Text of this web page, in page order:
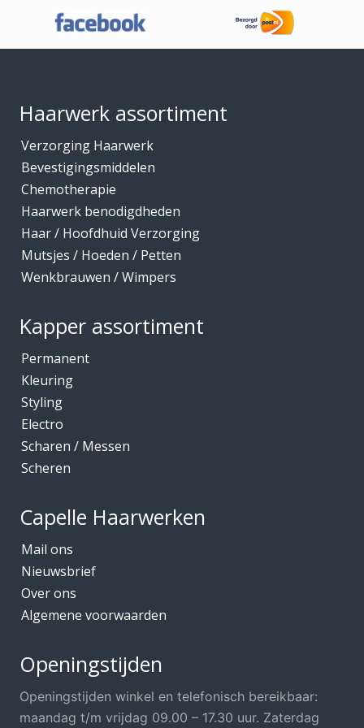
Haaraccessoires
Haarwerken
High Heat Fiber
Hoofdhuidverzorging
Hygiene
Kammen
Kapmantels / Verfschorten
Kappers benodigdheden
Kapperskoffers / Etuis
Mediceuticals bij Chemo
Mediceuticals bij Haarherstel/verzorging
Mediceuticals bij Haaruitval
Merken O.A.
Mobiele Kapper
Mutsjes *Opruiming*
Mutsjes / Hoeden / Petten
Nieuw in ons assortiment
Ontharen
Haarwerk assortiment
Verzorging Haarwerk
Bevestigingsmiddelen
Chemotherapie
Haarwerk benodigdheden
Haar / Hoofdhuid Verzorging
Mutsjes / Hoeden / Petten
Wenkbrauwen / Wimpers
Kapper assortiment
Permanent
Kleuring
Styling
Electro
Scharen / Messen
Scheren
Capelle Haarwerken
Mail ons
Nieuwsbrief
Over ons
Algemene voorwaarden
Openingstijden
Openingstijden winkel en telefonisch bereikbaar:
maandag t/m vrijdag 09.00 – 17.30 uur. Zaterdag